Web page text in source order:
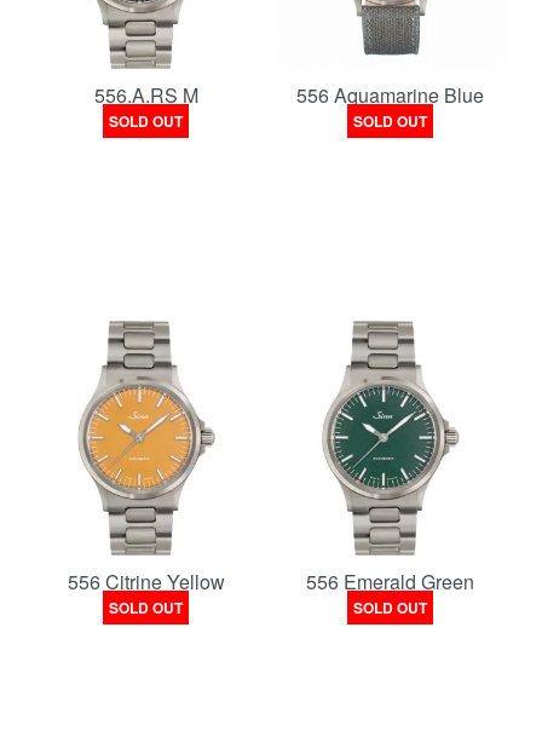
556.A.RS M
SOLD OUT
556 Aquamarine Blue
SOLD OUT
556 Citrine Yellow
SOLD OUT
556 Emerald Green
SOLD OUT